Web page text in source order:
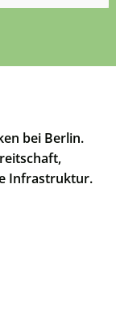
bei Berlin.
Infrastruktur.